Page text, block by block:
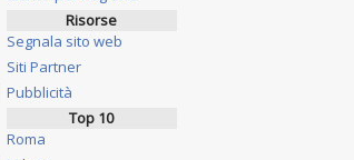
Risorse
Segnala sito web
Siti Partner
Pubblicità
Top 10
Roma